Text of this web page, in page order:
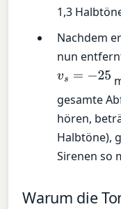
1,3
Nachdem
nun
vs =−25
gesamte
hören,
Halbtöne),
Sirenen so
Warum die